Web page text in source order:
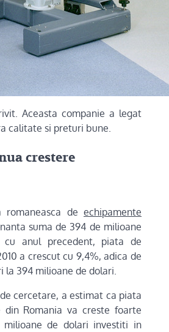
Aceasta companie a legat
calitate si preturi bune.
crestere
de echipamente
suma de 394 de milioane
anul precedent, piata de
a crescut cu 9,4%, adica de
la 394 milioane de dolari.
cercetare, a estimat ca piata
din Romania va creste foarte
de dolari investiti in